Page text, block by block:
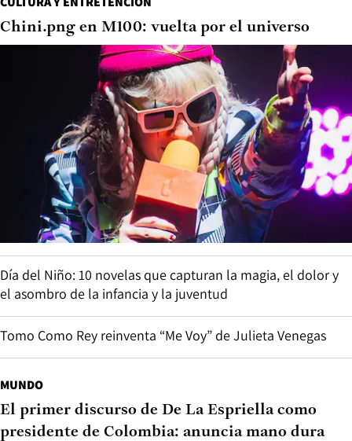
Chini.png en M100: vuelta por el universo
Día del Niño: 10 novelas que capturan la magia, el dolor y
el asombro de la infancia y la juventud
Tomo Como Rey reinventa “Me Voy” de Julieta Venegas
MUNDO
El primer discurso de De La Espriella como
presidente de Colombia: anuncia mano dura